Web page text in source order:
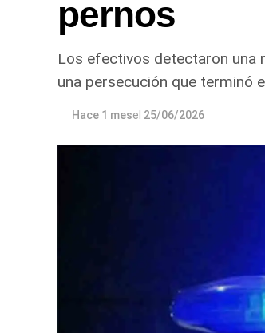
pernos
Los efectivos detectaron una
una persecución que terminó
Hace 1 mesel 25/06/2026